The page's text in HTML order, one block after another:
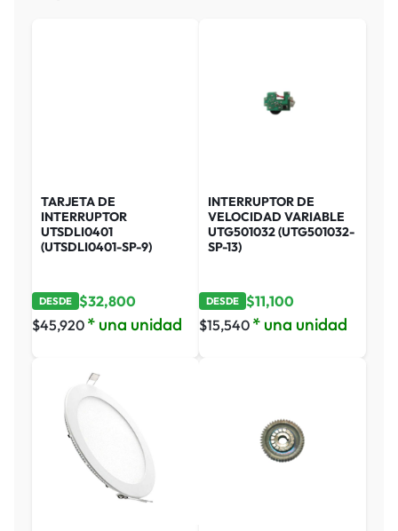
TARJETA DE
INTERRUPTOR
UTSDLI0401
(UTSDLI0401-SP-9)
DESDE $32,800
$45,920 * una unidad
INTERRUPTOR DE
VELOCIDAD VARIABLE
UTG501032 (UTG501032-
SP-13)
DESDE $11,100
$15,540 * una unidad